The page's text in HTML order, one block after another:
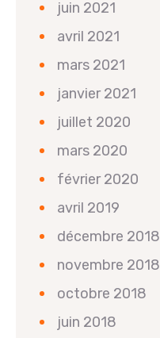
juin 2021
avril 2021
mars 2021
janvier 2021
juillet 2020
mars 2020
février 2020
avril 2019
décembre 2018
novembre 2018
octobre 2018
juin 2018